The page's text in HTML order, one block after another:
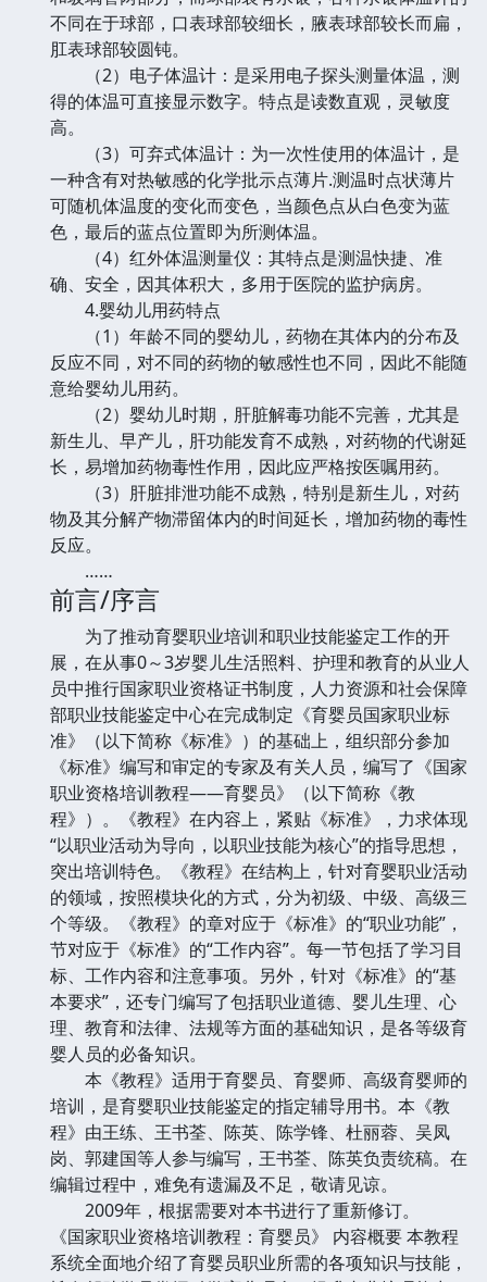
不同在于球部，口表球部较细长，腋表球部较长而扁，
肛表球部较圆钝。
（2）电子体温计：是采用电子探头测量体温，测
得的体温可直接显示数字。特点是读数直观，灵敏度
高。
（3）可弃式体温计：为一次性使用的体温计，是
一种含有对热敏感的化学批示点薄片.测温时点状薄片
可随机体温度的变化而变色，当颜色点从白色变为蓝
色，最后的蓝点位置即为所测体温。
（4）红外体温测量仪：其特点是测温快捷、准
确、安全，因其体积大，多用于医院的监护病房。
4.婴幼儿用药特点
（1）年龄不同的婴幼儿，药物在其体内的分布及
反应不同，对不同的药物的敏感性也不同，因此不能随
意给婴幼儿用药。
（2）婴幼儿时期，肝脏解毒功能不完善，尤其是
新生儿、早产儿，肝功能发育不成熟，对药物的代谢延
长，易增加药物毒性作用，因此应严格按医嘱用药。
（3）肝脏排泄功能不成熟，特别是新生儿，对药
物及其分解产物滞留体内的时间延长，增加药物的毒性
反应。
……
前言/序言
为了推动育婴职业培训和职业技能鉴定工作的开
展，在从事0～3岁婴儿生活照料、护理和教育的从业人
员中推行国家职业资格证书制度，人力资源和社会保障
部职业技能鉴定中心在完成制定《育婴员国家职业标
准》（以下简称《标准》）的基础上，组织部分参加
《标准》编写和审定的专家及有关人员，编写了《国家
职业资格培训教程——育婴员》（以下简称《教
程》）。《教程》在内容上，紧贴《标准》，力求体现
“以职业活动为导向，以职业技能为核心”的指导思想，
突出培训特色。《教程》在结构上，针对育婴职业活动
的领域，按照模块化的方式，分为初级、中级、高级三
个等级。《教程》的章对应于《标准》的“职业功能”，
节对应于《标准》的“工作内容”。每一节包括了学习目
标、工作内容和注意事项。另外，针对《标准》的“基
本要求”，还专门编写了包括职业道德、婴儿生理、心
理、教育和法律、法规等方面的基础知识，是各等级育
婴人员的必备知识。
本《教程》适用于育婴员、育婴师、高级育婴师的
培训，是育婴职业技能鉴定的指定辅导用书。本《教
程》由王练、王书荃、陈英、陈学锋、杜丽蓉、吴凤
岗、郭建国等人参与编写，王书荃、陈英负责统稿。在
编辑过程中，难免有遗漏及不足，敬请见谅。
2009年，根据需要对本书进行了重新修订。
《国家职业资格培训教程：育婴员》 内容概要 本教程
系统全面地介绍了育婴员职业所需的各项知识与技能，